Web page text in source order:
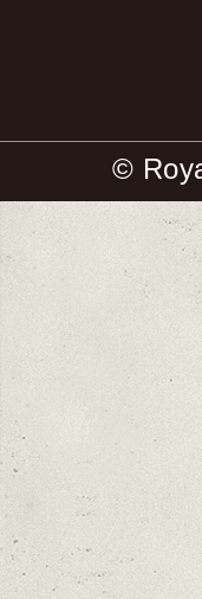
©